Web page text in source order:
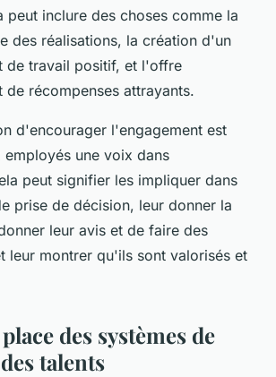
peut inclure des choses comme la
des réalisations, la création d'un
de travail positif, et l'offre
de récompenses attrayants.
d'encourager l'engagement est
employés une voix dans
peut signifier les impliquer dans
prise de décision, leur donner la
leur avis et de faire des
leur montrer qu'ils sont valorisés et
des systèmes de
talents